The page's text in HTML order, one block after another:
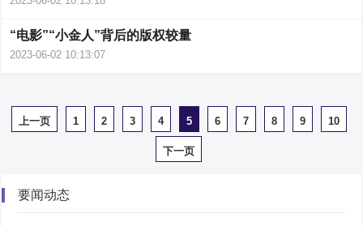
“电影”“小金人”背后的版权较量
2023-06-02 10:13:07
上一页 1 2 3 4 5 6 7 8 9 10
下一页
要闻动态